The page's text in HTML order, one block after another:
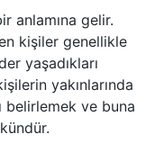
anlamına gelir.
kişiler genellikle
yaşadıkları
yakınlarında
belirlemek ve buna